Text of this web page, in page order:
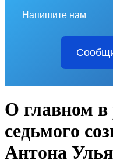
Напишите нам
О главном
седьмого
Антона